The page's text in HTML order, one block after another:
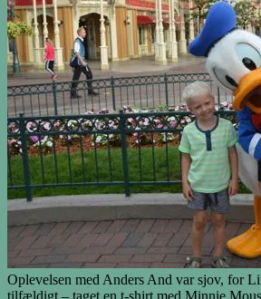
Oplevelsen med Anders And var sjov, for
tilfældigt – taget en t-shirt med Minnie